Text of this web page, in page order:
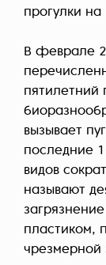
прогулки
В феврале
пятилетний
вызывает
последние
видов
называют
пластиком,
чрезмерной